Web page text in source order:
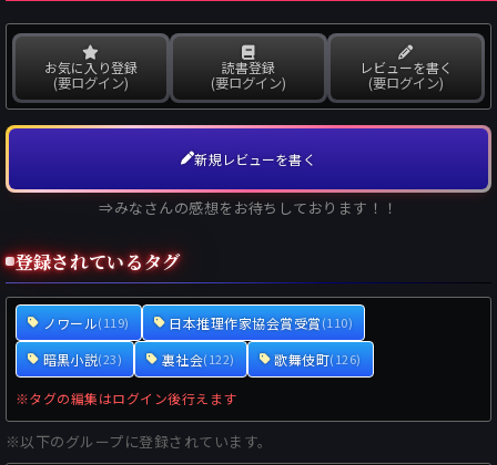
お気に入り登録
(要ログイン)
読書登録
(要ログイン)
レビューを書く
(要ログイン)
新規レビューを書く
⇒みなさんの感想をお待ちしております！！
登録されているタグ
ノワール(119) 日本推理作家協会賞受賞(110)
暗黒小説(23) 裏社会(122) 歌舞伎町(126)
※タグの編集はログイン後行えます
※以下のグループに登録されています。